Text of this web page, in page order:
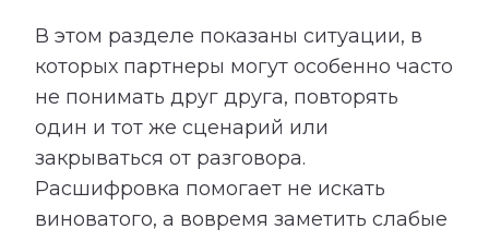
В этом разделе показаны ситуации, в
которых партнеры могут особенно часто
не понимать друг друга, повторять
один и тот же сценарий или
закрываться от разговора.
Расшифровка помогает не искать
виноватого, а вовремя заметить слабые